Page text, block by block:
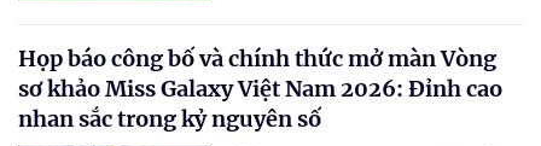
Họp báo công bố và chính thức mở màn Vòng
sơ khảo Miss Galaxy Việt Nam 2026: Đỉnh cao
nhan sắc trong kỷ nguyên số